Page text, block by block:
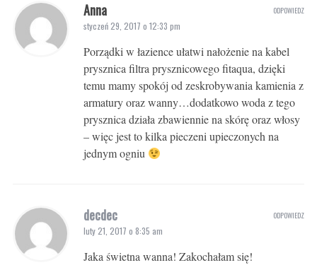
Anna
styczeń 29, 2017 o 12:33 pm
Porządki w łazience ułatwi nałożenie na kabel
prysznica filtra prysznicowego fitaqua, dzięki
temu mamy spokój od zeskrobywania kamienia z
armatury oraz wanny…dodatkowo woda z tego
prysznica działa zbawiennie na skórę oraz włosy
– więc jest to kilka pieczeni upieczonych na
jednym ogniu
ODPOWIEDZ
decdec
luty 21, 2017 o 8:35 am
Jaka świetna wanna! Zakochałam się!
ODPOWIEDZ